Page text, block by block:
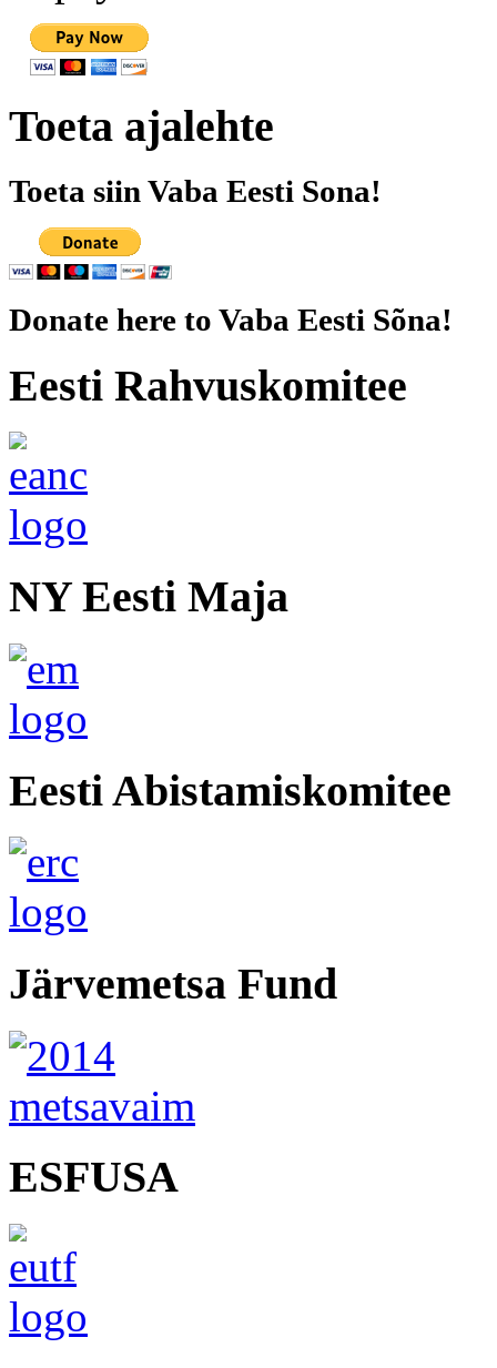
Toeta ajalehte
Toeta siin Vaba Eesti Sona!
Donate here to Vaba Eesti Sõna!
Eesti Rahvuskomitee
NY Eesti Maja
Eesti Abistamiskomitee
Järvemetsa Fund
ESFUSA